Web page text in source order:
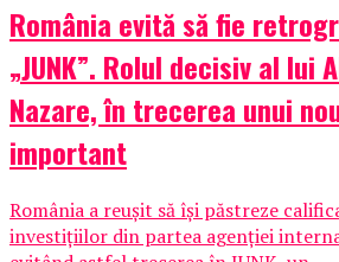
România evită să fie
„JUNK”. Rolul decisiv al lui
Nazare, în trecerea unui
important
România a reușit să își păstreze
investițiilor din partea agenției